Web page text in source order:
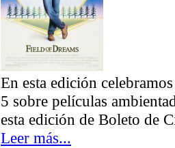
En esta edición
5 sobre películas
esta edición de Boleto de
Leer más...